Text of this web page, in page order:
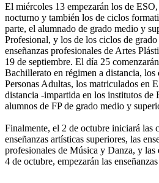
El miércoles 13 empezarán los de
nocturno y también los de ciclos
parte, el alumnado de grado medio y
Profesional, y los de los ciclos de
enseñanzas profesionales de Artes
19 de septiembre. El día 25
Bachillerato en régimen a distancia, los
Personas Adultas, los matriculados en
distancia -impartida en los institutos de
alumnos de FP de grado medio y
Finalmente, el 2 de octubre iniciará las
enseñanzas artísticas superiores, las
profesionales de Música y Danza, y las
4 de octubre, empezarán las